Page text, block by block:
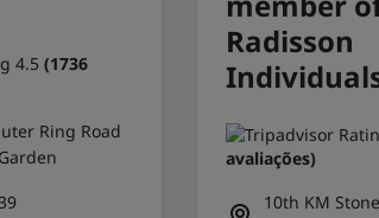
(1736
Ring Road
Radisson
avaliações)
10th KM